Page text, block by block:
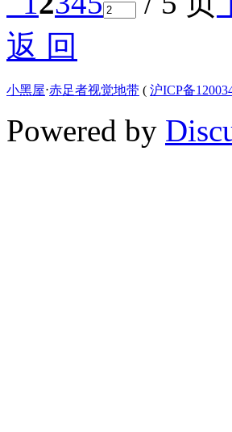
返 回
小黑屋⋅赤足者视觉地带 ( 沪ICP备
Powered by